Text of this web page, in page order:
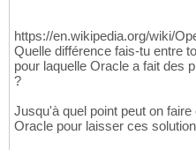
https://en.wikipedia.org/wiki/
Quelle différence fais-tu entre
pour laquelle Oracle a fait des
?
Jusqu'à quel point peut on
Oracle pour laisser ces